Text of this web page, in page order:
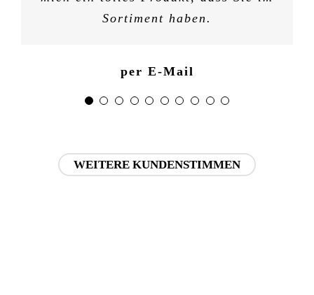
Sortiment haben.
per E-Mail
WEITERE KUNDENSTIMMEN